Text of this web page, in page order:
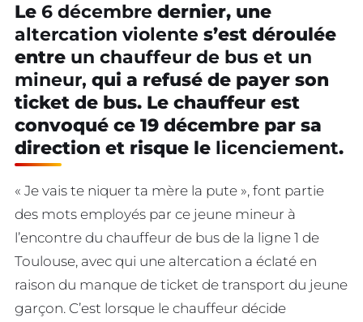
Le 6 décembre dernier, une
altercation violente s’est déroulée
entre un chauffeur de bus et un
mineur, qui a refusé de payer son
ticket de bus. Le chauffeur est
convoqué ce 19 décembre par sa
direction et risque le licenciement.
« Je vais te niquer ta mère la pute », font partie
des mots employés par ce jeune mineur à
l’encontre du chauffeur de bus de la ligne 1 de
Toulouse, avec qui une altercation a éclaté en
raison du manque de ticket de transport du jeune
garçon. C’est lorsque le chauffeur décide